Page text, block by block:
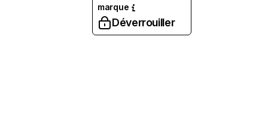
marque
Déverrouiller